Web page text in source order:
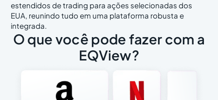
estendidos de trading para ações selecionadas dos
EUA, reunindo tudo em uma plataforma robusta e
integrada.
O que você pode fazer com a
EQView?